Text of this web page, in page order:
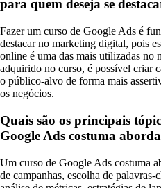
para quem deseja se
Fazer um curso de Google Ads é
destacar no marketing digital, pois
online é uma das mais utilizadas no
adquirido no curso, é possível criar
o público-alvo de forma mais
os negócios.
Quais são os principais
Google Ads costuma
Um curso de Google Ads costuma
de campanhas, escolha de